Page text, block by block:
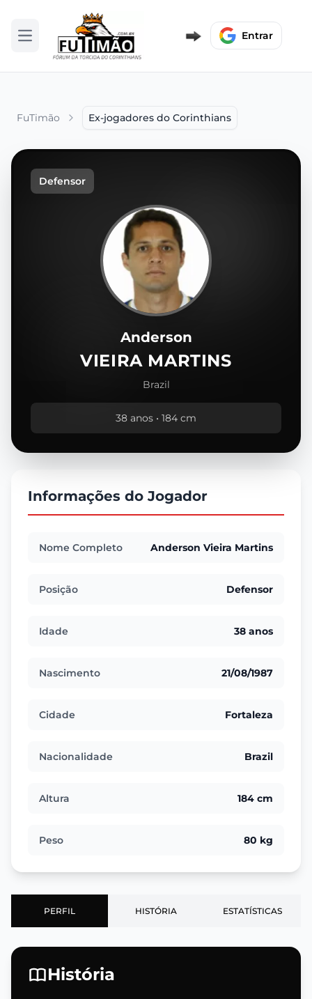
Abrir menu Entrar
FuTimão Ex-jogadores do Corinthians
Defensor
Anderson
VIEIRA MARTINS
Brazil
38 anos • 184 cm
Informações do Jogador
Nome Completo Anderson Vieira Martins
Posição Defensor
Idade 38 anos
Nascimento 21/08/1987
Cidade Fortaleza
Nacionalidade Brazil
Altura 184 cm
Peso 80 kg
PERFIL HISTÓRIA ESTATÍSTICAS
História